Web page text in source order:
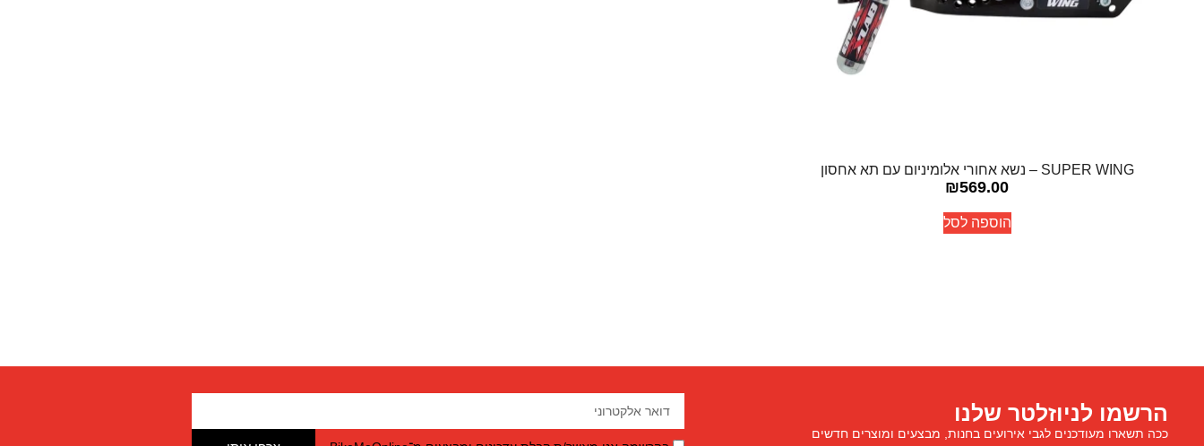
SUPER WING – נשא אחורי אלומיניום עם תא אחסון
₪569.00
הוספה לסל
הרשמו לניוזלטר שלנו
ככה תשארו מעודכנים לגבי אירועים בחנות, מבצעים ומוצרים חדשים